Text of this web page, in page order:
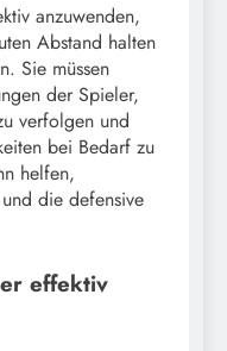
anzuwenden,
Abstand halten
Sie müssen
der Spieler,
verfolgen und
bei Bedarf zu
helfen,
die defensive
effektiv